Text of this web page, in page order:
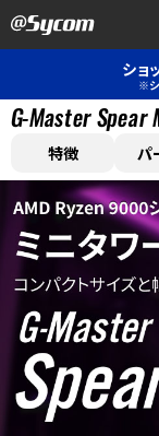
ショ
※シ
G-Master Spear
特徴 パ